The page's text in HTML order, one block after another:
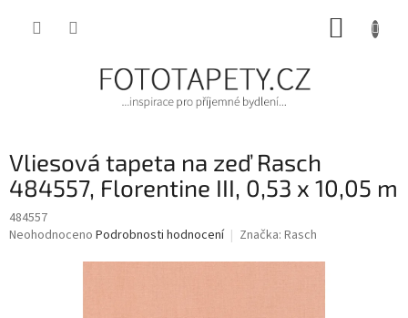
Vliesová tapeta na zeď Rasch
484557, Florentine III, 0,53 x 10,05 m
484557
Průměrné
Neohodnoceno Podrobnosti hodnocení Značka: Rasch